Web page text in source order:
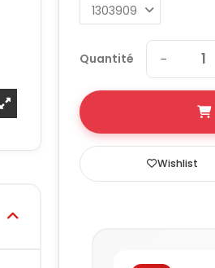
Quantité −
Wishlist